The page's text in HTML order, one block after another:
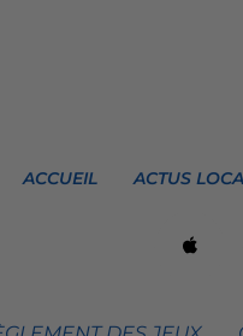
ACCUEIL ACTUS